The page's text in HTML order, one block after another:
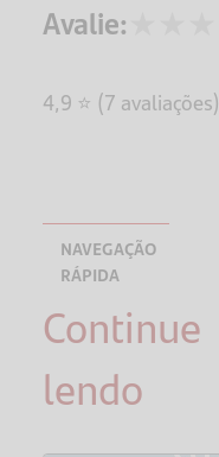
Avalie:
4,9 ⭐ (7 avaliações)
NAVEGAÇÃO
RÁPIDA
Qual é o
teto do
MEI em
2026?
Continue
lendo